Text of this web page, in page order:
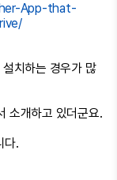
App-that-
치하는 경우가 많
소개하고 있더군요.
다.